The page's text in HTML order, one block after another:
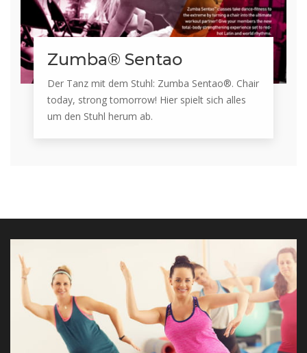
Zumba® Sentao
Der Tanz mit dem Stuhl: Zumba Sentao®. Chair
today, strong tomorrow! Hier spielt sich alles
um den Stuhl herum ab.